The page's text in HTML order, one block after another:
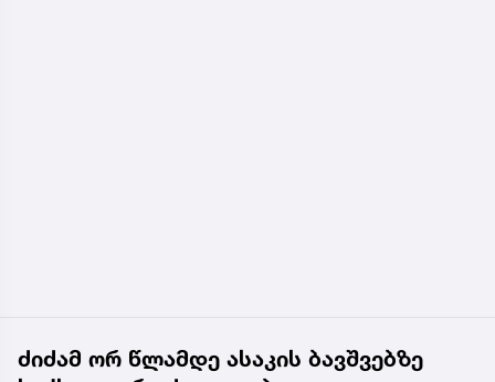
ძიძამ ორ წლამდე ასაკის ბავშვებზე